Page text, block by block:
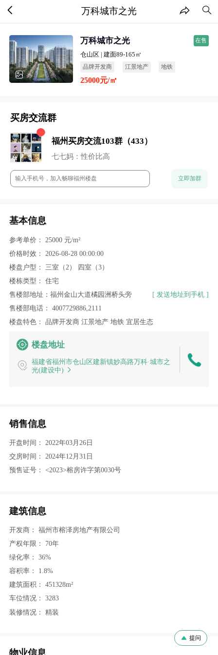
万科城市之光
万科城市之光 在售
仓山区 | 建面89-165㎡
品牌开发商 江景地产 地铁
宜居生态
25000元/㎡
买房交流群
福州买房交流103群（433）
小石头：地段还行
七七妈：性价比高
流年：周末一起约看房呀
云澈：这个楼盘还是很保值的
chun：附近的商业配置怎么样？
立即加群
基本信息
参考单价：
25000 元/m²
价格时效：
2026-08-28 00:00:00
楼盘户型：
三室（2） 四室（3）
楼栋类型：
住宅
售楼部地址：福州金山大道橘园洲桥头旁
[ 发送地址到手机 ]
售楼部电话：
4007729886,2111
楼盘特色：
品牌开发商江景地产地铁宜居生态
楼盘地址
福建省福州市仓山区建新镇妙高路万科·城市之
光(建设中)
销售信息
开盘时间：
2022年03月26日
交房时间：
2024年12月31日
预售证号：
<2023>榕房许字第0030号
建筑信息
开发商：
福州市榕泽房地产有限公司
产权年限：
70年
绿化率：
36%
容积率：
1.8%
建筑面积：
451328m²
车位情况：
3283
装修情况：
精装
物业信息
提问